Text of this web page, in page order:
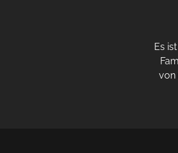
Es
von